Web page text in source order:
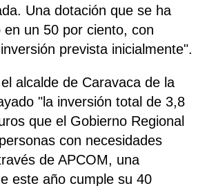
Una dotación que se ha
en un 50 por ciento, con
prevista inicialmente".
alcalde de Caravaca de la
"la inversión total de 3,8
que el Gobierno Regional
con necesidades
de APCOM, una
este año cumple su 40